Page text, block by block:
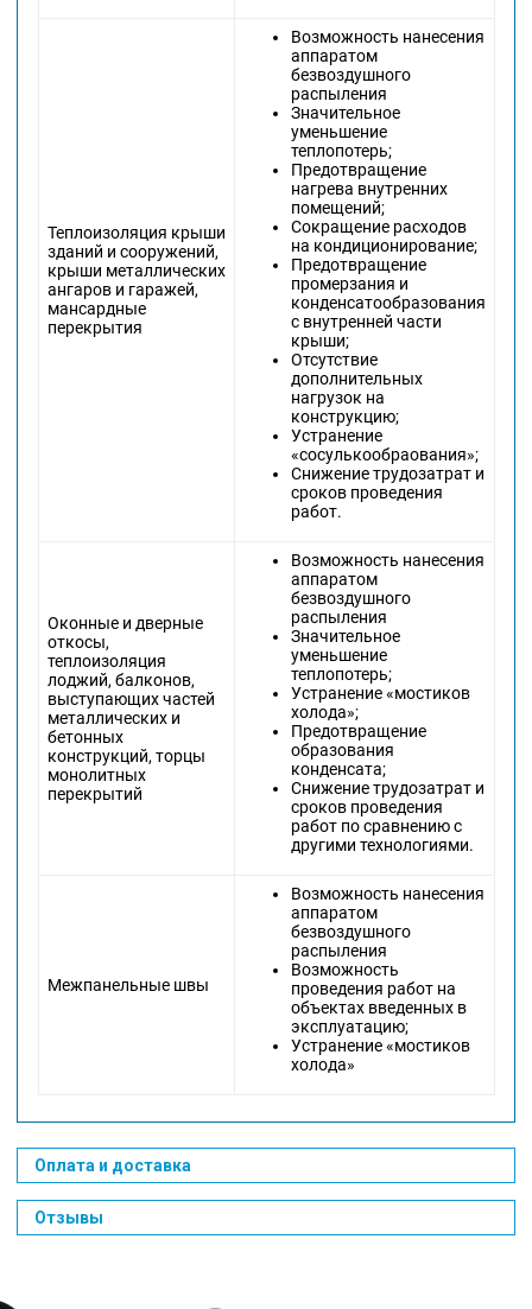
Теплоизоляция крыши
зданий и сооружений,
крыши металлических
ангаров и гаражей,
мансардные
перекрытия
Возможность нанесения
аппаратом
безвоздушного
распыления
Значительное
уменьшение
теплопотерь;
Предотвращение
нагрева внутренних
помещений;
Сокращение расходов
на кондиционирование;
Предотвращение
промерзания и
конденсатообразования
с внутренней части
крыши;
Отсутствие
дополнительных
нагрузок на
конструкцию;
Устранение
«сосулькообраования»;
Снижение трудозатрат и
сроков проведения
работ.
Оконные и дверные
откосы,
теплоизоляция
лоджий, балконов,
выступающих частей
металлических и
бетонных
конструкций, торцы
монолитных
перекрытий
Возможность нанесения
аппаратом
безвоздушного
распыления
Значительное
уменьшение
теплопотерь;
Устранение «мостиков
холода»;
Предотвращение
образования
конденсата;
Снижение трудозатрат и
сроков проведения
работ по сравнению с
другими технологиями.
Межпанельные швы
Возможность нанесения
аппаратом
безвоздушного
распыления
Возможность
проведения работ на
объектах введенных в
эксплуатацию;
Устранение «мостиков
холода»
Оплата и доставка
Отзывы